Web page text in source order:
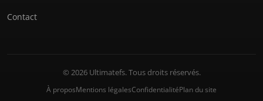
Contact
© 2026 Ultimatefs. Tous droits réservés.
À proposMentions légalesConfidentialitéPlan du site